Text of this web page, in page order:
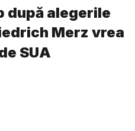
după alegerile
Merz vrea
SUA